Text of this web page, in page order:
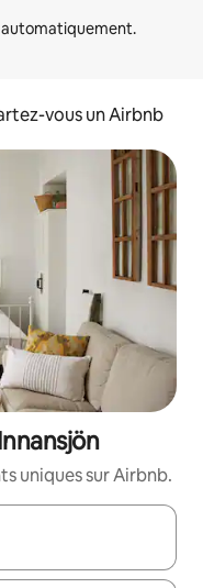
vous un Airbnb
uniques sur Airbnb.
les en utilisant